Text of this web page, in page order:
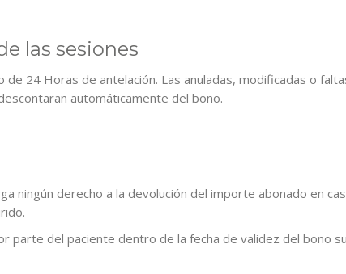
las sesiones
de 24 Horas de antelación. Las anuladas, modificadas o
automáticamente del bono.
ningún derecho a la devolución del importe abonado en
parte del paciente dentro de la fecha de validez del bono